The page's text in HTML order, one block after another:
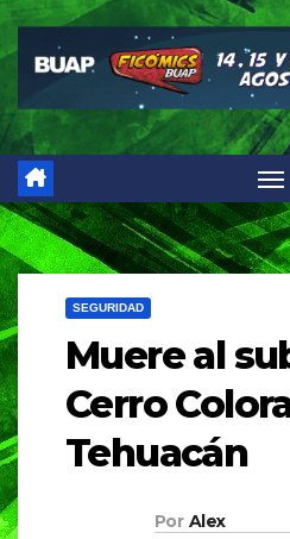
SEGURIDAD
Muere al
Cerro
Tehuacán
Por Alex